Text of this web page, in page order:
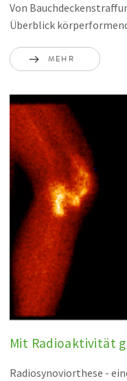
Von
Überblick
MEHR
Mit Radioaktivität
Radiosynoviorthese -